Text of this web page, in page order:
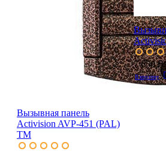
Вызывная панель
Activision AVP-451 (PAL)
TM
7 650 ₽
В корзину